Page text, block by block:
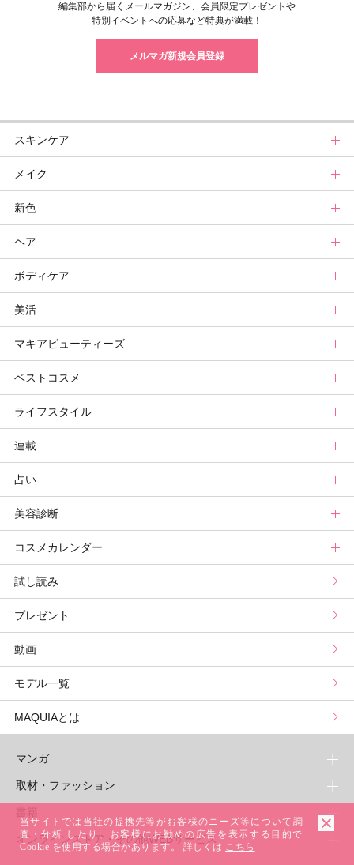
編集部から届くメールマガジン、会員限定プレゼントや
特別イベントへの応募など特典が満載！
メルマガ新規会員登録
スキンケア
スキンケアトップ
ニュース
スキンケアまとめ
スキンケア診断
メイク
メイクトップ
ニュース
メイクまとめ
ベースメイクカタログ
メイク診断
新色
新色トップ
クリスマスコフレ
秋新色
新色コスメスウォッチ
ビューティ速報
ヘア
ヘアトップ
ニュース
ヘアカタログ
ヘアまとめ
ヘア診断
ボディケア
ボディケアトップ
ニュース
ボディケアまとめ
ボディケア診断
美活
美活トップ
美活グランプリ
ヘルスケア・ダイエット
マキアビューティーズ
マキアビューティーズトップ
TOPビューティーズ一覧
ビューティーズ一覧
記事ランキング
メンバーランキング
ベストコスメ
ベストコスメトップ
ベストコスメ
読者ベスコス
プチプラコスメグランプリ
ブライトニング・UVグランプリ
プリュスベスコス
ライフスタイル
ライフスタイルトップ
ニュース
ライフスタイルまとめ
ライフスタイル診断
連載
連載トップ
マキアエディターズのオッス！推しコス
小林ひろ美のキレイはかけ算
小田ユイコのマニアックビューティREPORT
野毛まゆりの実況野毛Channel
星谷菜々の美に効くスイーツ
山本舞香のBeauty Script
占い
占いトップ
Keikoの月星座占い
三島キアリーの12星座別 恋愛運&美容運
動物キャラナビ占い
ムーン・リーの運を呼び寄せる香り
美容診断
美容診断トップ
パーソナルカラー診断
顔タイプ髪型診断
コスメカレンダー
コスメカレンダートップ
検索
試し読み
プレゼント
動画
モデル一覧
MAQUIAとは
マンガ
少年マンガ
週刊少年ジャンプ
ジャンプSQ
Vジャンプ
青年マンガ
少年ジャンプ+
ジャンプTOON
少女マンガ
取材・ファッション
ファッション・美容
Seventeen
non-no
芸能・情報・スポーツ
書籍
文芸・文庫・総合
オンラインストア・その他WEBサービス
当サイトでは当社の提携先等がお客様のニーズ等について調
査・分析 したり、お客様にお勧めの広告を表示する目的で
Cookie を使用する場合があります。 詳しくは こちら